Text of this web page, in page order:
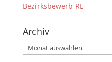
Bezirksbewerb RE
Archiv
Archiv